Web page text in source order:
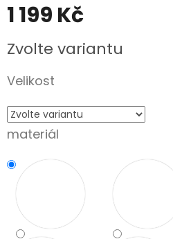
1 199 Kč
cena:
Zvolte variantu
Velikost
materiál